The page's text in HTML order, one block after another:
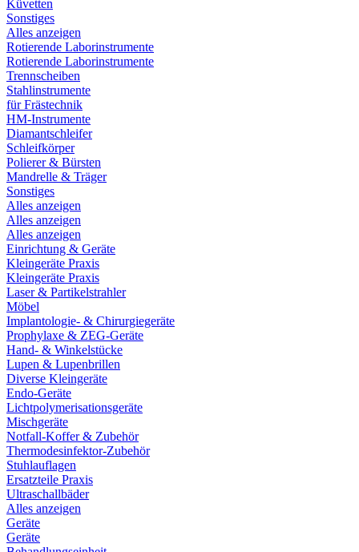
Küvetten
Sonstiges
Alles anzeigen
Rotierende Laborinstrumente
Rotierende Laborinstrumente
Trennscheiben
Stahlinstrumente
für Frästechnik
HM-Instrumente
Diamantschleifer
Schleifkörper
Polierer & Bürsten
Mandrelle & Träger
Sonstiges
Alles anzeigen
Alles anzeigen
Alles anzeigen
Einrichtung & Geräte
Kleingeräte Praxis
Kleingeräte Praxis
Laser & Partikelstrahler
Möbel
Implantologie- & Chirurgiegeräte
Prophylaxe & ZEG-Geräte
Hand- & Winkelstücke
Lupen & Lupenbrillen
Diverse Kleingeräte
Endo-Geräte
Lichtpolymerisationsgeräte
Mischgeräte
Notfall-Koffer & Zubehör
Thermodesinfektor-Zubehör
Stuhlauflagen
Ersatzteile Praxis
Ultraschallbäder
Alles anzeigen
Geräte
Geräte